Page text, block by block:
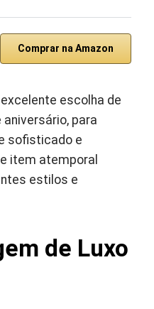
Comprar na Amazon
escolha de
para
sofisticado e
item atemporal
estilos e
de Luxo